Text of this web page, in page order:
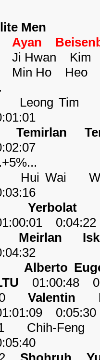
Men
Ayan
Ji Hwan Kim
Min Ho Heo
Leong Tim
Temirlan
Hui Wai
Yerbolat
0:04:22
Meirlan
Alberto
01:00:48
Valentin
0:05:30
Chih-